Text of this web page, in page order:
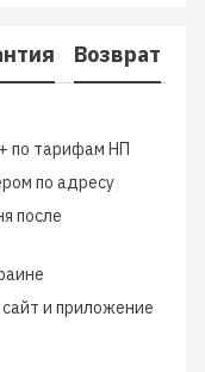
Возврат
по тарифам НП
по адресу
после
и приложение